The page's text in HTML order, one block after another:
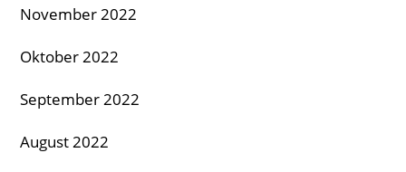
November 2022
Oktober 2022
September 2022
August 2022